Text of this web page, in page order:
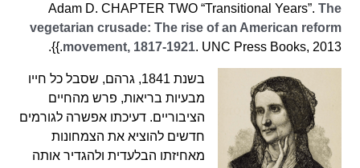
Adam D. CHAPTER TWO “Transitional Years”. The
vegetarian crusade: The rise of an American reform
movement, 1817-1921. UNC Press Books, 2013.}}.
בשנת 1841, גרהם, שסבל כל חייו
מבעיות בריאות, פרש מהחיים
הציבוריים. דעיכתו אפשרה לגורמים
חדשים להוציא את הצמחונות
מאחיזתו הבלעדית ולהגדיר אותה